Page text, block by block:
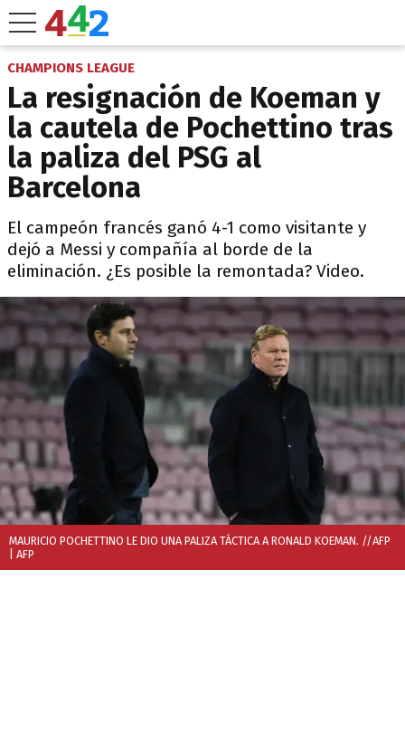
CHAMPIONS LEAGUE
La resignación de Koeman y
la cautela de Pochettino tras
la paliza del PSG al
Barcelona
El campeón francés ganó 4-1 como visitante y
dejó a Messi y compañía al borde de la
eliminación. ¿Es posible la remontada? Video.
MAURICIO POCHETTINO LE DIO UNA PALIZA TÁCTICA A RONALD KOEMAN. //AFP
| AFP